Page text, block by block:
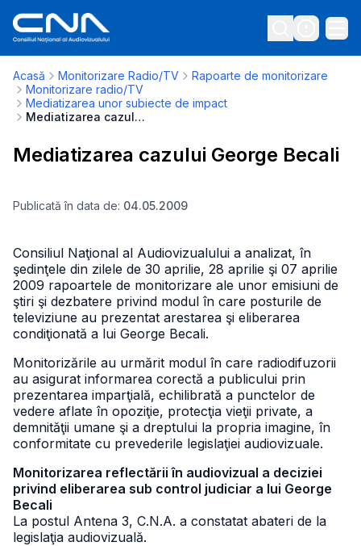
Acasă Monitorizare Radio/TV
Rapoarte de monitorizare
Monitorizare radio/TV
Mediatizarea unor subiecte de impact
Mediatizarea cazului George Becali
Mediatizarea cazului George Becali
Publicată în data de: 04.05.2009
Consiliul Naţional al Audiovizualului a analizat, în
şedinţele din zilele de 30 aprilie, 28 aprilie şi 07 aprilie
2009 rapoartele de monitorizare ale unor emisiuni de
ştiri şi dezbatere privind modul în care posturile de
televiziune au prezentat arestarea şi eliberarea
condiţionată a lui George Becali.
Monitorizările au urmărit modul în care radiodifuzorii
au asigurat informarea corectă a publicului prin
prezentarea imparţială, echilibrată a punctelor de
vedere aflate în opoziţie, protecţia vieţii private, a
demnităţii umane şi a dreptului la propria imagine, în
conformitate cu prevederile legislaţiei audiovizuale.
Monitorizarea reflectării în audiovizual a deciziei
privind eliberarea sub control judiciar a lui George
Becali
La postul Antena 3, C.N.A. a constatat abateri de la
legislaţia audiovizuală.